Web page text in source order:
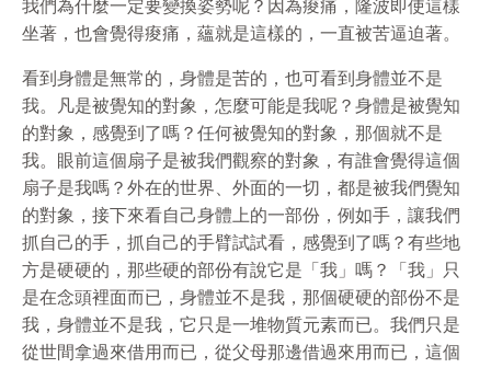
我們為什麼一定要變換姿勢呢？因為痠痛，隆波即使這樣
坐著，也會覺得痠痛，蘊就是這樣的，一直被苦逼迫著。
看到身體是無常的，身體是苦的，也可看到身體並不是
我。凡是被覺知的對象，怎麼可能是我呢？身體是被覺知
的對象，感覺到了嗎？任何被覺知的對象，那個就不是
我。眼前這個扇子是被我們觀察的對象，有誰會覺得這個
扇子是我嗎？外在的世界、外面的一切，都是被我們覺知
的對象，接下來看自己身體上的一部份，例如手，讓我們
抓自己的手，抓自己的手臂試試看，感覺到了嗎？有些地
方是硬硬的，那些硬的部份有說它是「我」嗎？「我」只
是在念頭裡面而已，身體並不是我，那個硬硬的部份不是
我，身體並不是我，它只是一堆物質元素而已。我們只是
從世間拿過來借用而已，從父母那邊借過來用而已，這個